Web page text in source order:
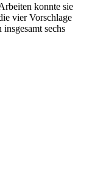
konnte sie
vier Vorschlage
sechs